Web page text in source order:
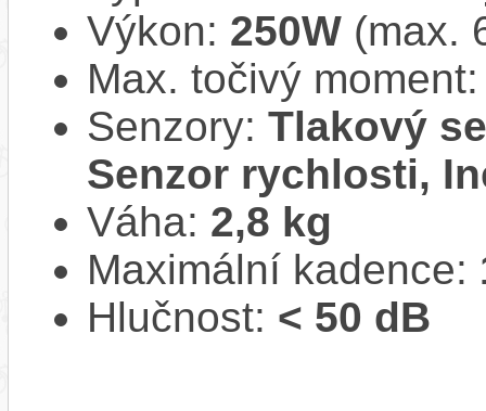
Výkon: 250W (max.
Max. točivý
Senzory: Tlakový
Senzor rychlosti,
Váha: 2,8 kg
Maximální kadence:
Hlučnost: < 50 dB